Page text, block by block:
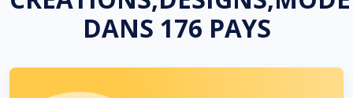
DANS 176 PAYS